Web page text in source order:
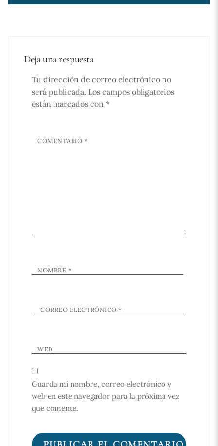
Deja una respuesta
Tu dirección de correo electrónico no
será publicada. Los campos obligatorios
están marcados con *
COMENTARIO *
NOMBRE *
CORREO ELECTRÓNICO*
WEB
Guarda mi nombre, correo electrónico y
web en este navegador para la próxima vez
que comente.